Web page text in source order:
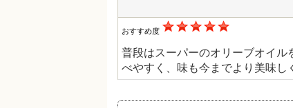
おすすめ度
普段はスーパーのオリーブオイ
べやすく、味も今までより美味し